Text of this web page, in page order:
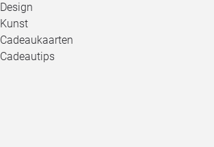
Design
Kunst
Cadeaukaarten
Cadeautips